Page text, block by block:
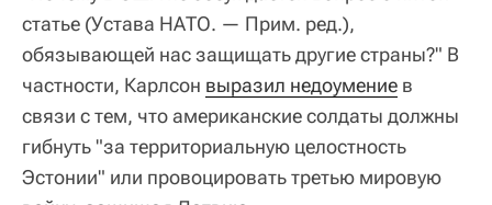
статье (Устава НАТО. — Прим. ред.),
обязывающей нас защищать другие страны?" В
частности, Карлсон выразил недоумение в
связи с тем, что американские солдаты должны
гибнуть "за территориальную целостность
Эстонии" или провоцировать третью мировую